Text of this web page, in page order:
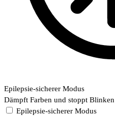
Epilepsie-sicherer Modus
Dämpft Farben und stoppt Blinken
Epilepsie-sicherer Modus